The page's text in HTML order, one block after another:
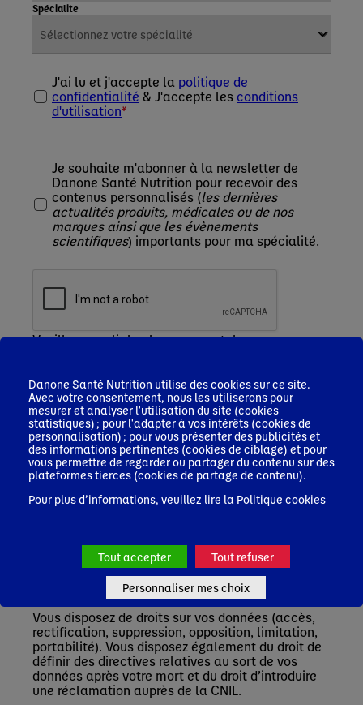
Spécialite
J'ai lu et j'accepte la politique de
confidentialité & J'accepte lesconditions
d'utilisation
Je souhaite m'abonner à la newsletter de
Danone Santé Nutrition pour recevoir des
contenus personnalisés (les dernières
actualités produits, médicales ou de nos
marques ainsi que les évènements
scientifiques) importants pour ma spécialité.
Veuillez remplir le champ recaptcha
Les informations que vous nous communiquez
font l'objet d'un traitement sur la base de votre
consentement, par Nutricia Nutrition Clinique
SAS, responsable de ce traitement, afin de vous
inscrire, accéder à la plateforme et recevoir des
newsletters, le cas échéant.
durée de 3 ans après le dernier contact actif avec
Blédina SAS en charge de la gestion du service
professionnels de santé (PDS) ainsi que de leurs
prestataires en charge de l’hébergement et
gestion de nos bases de données.
Vous disposez de droits sur vos données (accès,
rectification, suppression, opposition, limitation,
portabilité). Vous disposez également du droit de
définir des directives relatives au sort de vos
données après votre mort et du droit d’introduire
une réclamation auprès de la CNIL.
Danone Santé Nutrition utilise des cookies sur ce site.
Avec votre consentement, nous les utiliserons pour
mesurer et analyser l'utilisation du site (cookies
statistiques) ; pour l'adapter à vos intérêts (cookies de
personnalisation) ; pour vous présenter des publicités et
des informations pertinentes (cookies de ciblage) et pour
vous permettre de regarder ou partager du contenu sur des
plateformes tierces (cookies de partage de contenu).
Pour plus d’informations, veuillez lire la Politique cookies
Tout accepter Tout refuser
Personnaliser mes choix